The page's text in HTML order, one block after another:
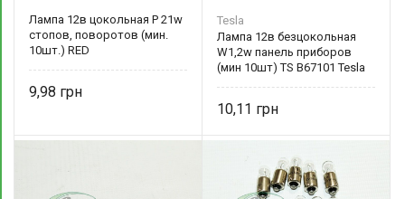
Лампа 12в цокольная P 21w
стопов, поворотов (мин.
10шт.) RED
9,98
Tesla
Лампа 12в безцокольная
W1,2w панель приборов
(мин 10шт) TS B67101 Tesla
10,11